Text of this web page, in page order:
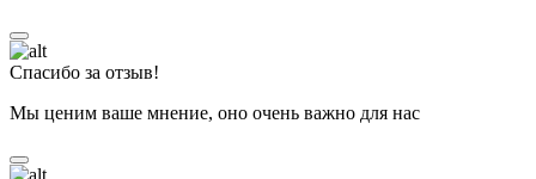
Спасибо за отзыв!
Мы ценим ваше мнение, оно очень важно для нас